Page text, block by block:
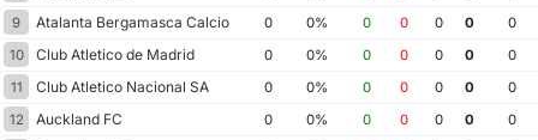
9
Atalanta Bergamasca Calcio 0 0% 0 0 0 0
0
10
Club Atletico de Madrid 0 0% 0 0 0 0
0
11
Club Atletico Nacional SA 0 0% 0 0 0 0
0
12
Auckland FC 0 0% 0 0 0 0
0